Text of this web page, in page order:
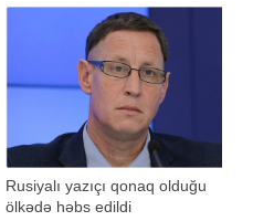
və ya dostlarla çimərlik əyləncəsi.
Sevdiyiniz filmlərdən ilham alaraq
yay tətilindəki ad
Rusiyalı yazıçı qonaq olduğu
ölkədə həbs edildi